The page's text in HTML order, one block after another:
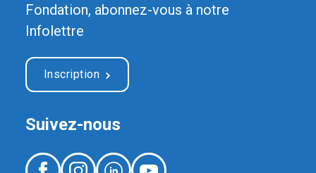
Fondation, abonnez-vous à notre
Infolettre
Inscription
Suivez-nous